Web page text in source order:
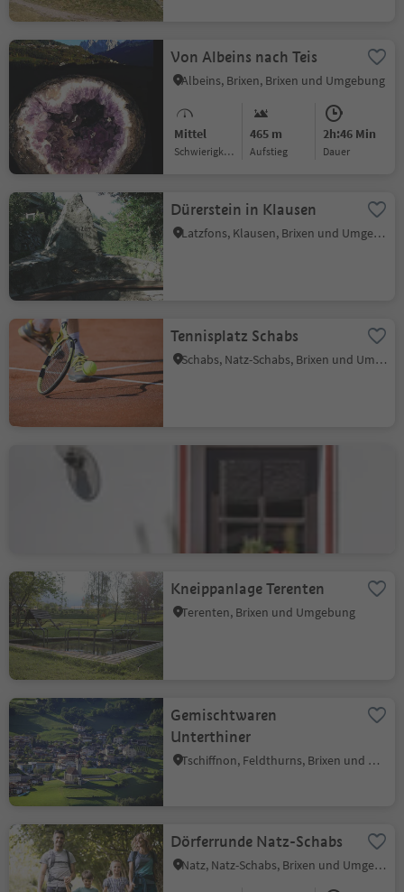
Von Albeins nach Teis
Albeins, Brixen, Brixen und Umgebung
Mittel
Schwierigkeitsgrad
465 m
Aufstieg
2h:46 Min
Dauer
Dürerstein in Klausen
Latzfons, Klausen, Brixen und Umgebung
Tennisplatz Schabs
Schabs, Natz-Schabs, Brixen und Umgebung
Bar Restaurant Pizzeria
Kneippanlage Terenten
Terenten, Brixen und Umgebung
Gemischtwaren
Unterthiner
Tschiffnon, Feldthurns, Brixen und Umgebung
Dörferrunde Natz-Schabs
Natz, Natz-Schabs, Brixen und Umgebung